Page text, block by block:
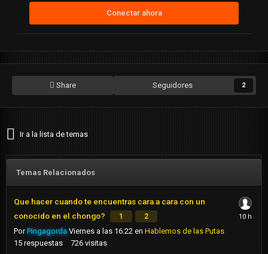
Conectar ahora
Share Seguidores 2
Ir a la lista de temas
Temas Relacionados
Que hacer cuando te encuentras cara a cara con un
conocido en el chongo?
1 2
PorPingagorda Viernes a las 16:22 en Hablemos de las Putas
15 respuestas 726 visitas